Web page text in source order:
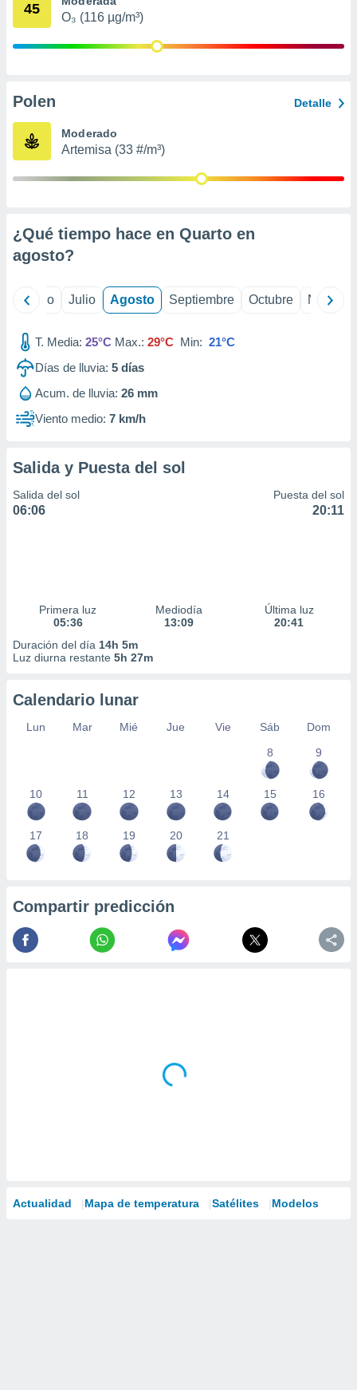
publicidad
de
1199
45
O₃ (116 µg/m³)
Polen Detalle
Moderado
Artemisa (33 #/m³)
¿Qué tiempo hace en Quarto en
agosto?
Junio Julio Agosto Septiembre Octubre
T. Media: 25°C Max.: 29°C Min: 21°C
Días de lluvia: 5 días
Acum. de lluvia: 26 mm
Viento medio: 7 km/h
Salida y Puesta del sol
Salida del sol
06:06
Puesta del sol
20:11
Primera luz
05:36
Mediodía
13:09
Última luz
20:41
Duración del día 14h 5m
Luz diurna restante 5h 27m
Calendario lunar
Lun Mar Mié Jue Vie Sáb
Dom
8
9
10 11 12 13 14 15 16
17 18 19 20 21
Compartir predicción
Actualidad Mapa de temperatura Satélites Modelos